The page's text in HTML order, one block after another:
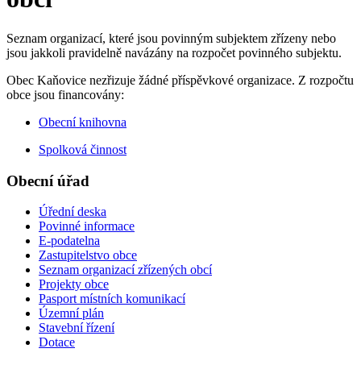
Seznam organizací, které jsou povinným subjektem zřízeny nebo
jsou jakkoli pravidelně navázány na rozpočet povinného subjektu.
Obec Kaňovice nezřizuje žádné příspěvkové organizace. Z rozpočtu
obce jsou financovány:
Obecní knihovna
Spolková činnost
Obecní úřad
Úřední deska
Povinné informace
E-podatelna
Zastupitelstvo obce
Seznam organizací zřízených obcí
Projekty obce
Pasport místních komunikací
Územní plán
Stavební řízení
Dotace